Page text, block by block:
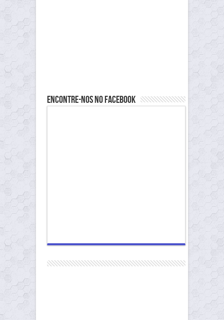
Encontre-nos no Facebook